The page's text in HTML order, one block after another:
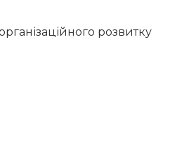
розвитку